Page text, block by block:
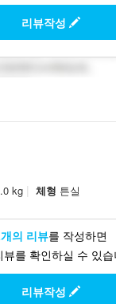
리뷰작성
kg | 체형 튼실
의 리뷰를 작성하면
뷰를 확인하실 수 있습
리뷰작성